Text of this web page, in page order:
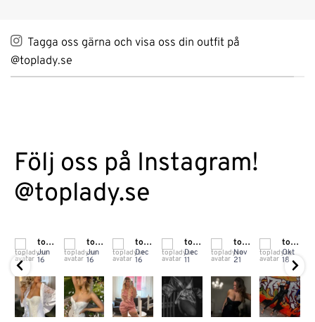
Tagga oss gärna och visa oss din outfit på
@toplady.se
Följ oss på Instagram!
@toplady.se
toplady.se
Jun
16
toplady.se
Jun
16
toplady.se
Dec
16
toplady.se
Dec
11
toplady.se
Nov
21
toplady.se
Okt
18